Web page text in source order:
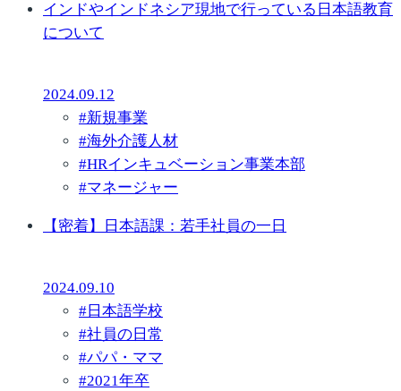
インドやインドネシア現地で行っている日本語教育
について
2024.09.12
#新規事業
#海外介護人材
#HRインキュベーション事業本部
#マネージャー
【密着】日本語課：若手社員の一日
2024.09.10
# 日本語学校
#社員の日常
#パパ・ママ
#2021年卒